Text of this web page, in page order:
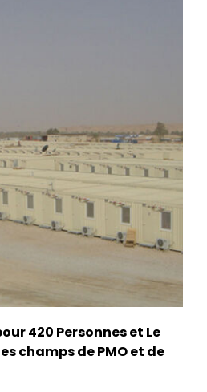
420 Personnes et Le
champs de PMO et de